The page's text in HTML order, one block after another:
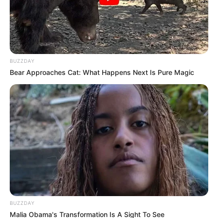
incapacidade permanente, quando decorrente de acidente de
trabalho, de doença profissional e de doença do trabalho, benefício
extraordinário, a ser pago pela União, correspondente à diferença
entre a totalidade da remuneração doservidor público no cargo
efetivo em que se der a aposentadoria, observado o disposto no
§1º deste artigo, reajustada na mesma proporção e na mesma
data, sempre que se modificar a remuneração dos servidores em
atividade, estendidos quaisquer benefícios ou vantagens
posteriormente concedidos aos servidores em atividade, inclusive
quando decorrentes da transformação ou reclassificação do cargo
ou função em que se deu a aposentadoria, e os proventos da
aposentadoria concedida no Regime Geral de Previdência Social
de modo a assegurar a integralidade e paridade.
§1º Considera-se remuneração do servidor público no cargo
, para fins de cálculo dos proventos de aposentadoria com
fundamento no disposto no caput deste artigo, o valor constituído
pelo subsídio, pelo vencimento e pelas vantagens pecuniárias
BUZZDAY
Bear Approaches Cat: What Happens Next Is Pure Magic
BUZZDAY
Malia Obama's Transformation Is A Sight To See